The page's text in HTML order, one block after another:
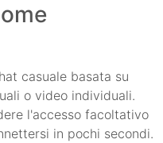
casuale basata su
o video individuali.
l'accesso facoltativo
in pochi secondi.